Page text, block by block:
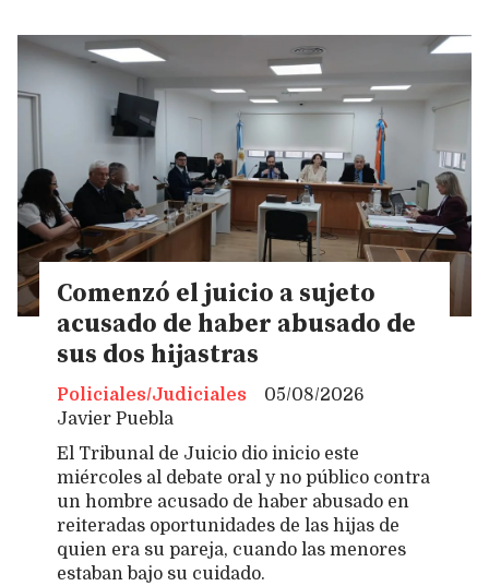
Comenzó el juicio a sujeto
acusado de haber abusado de
sus dos hijastras
Javier Puebla
Policiales/Judiciales 05/08/2026
El Tribunal de Juicio dio inicio este
miércoles al debate oral y no público contra
un hombre acusado de haber abusado en
reiteradas oportunidades de las hijas de
quien era su pareja, cuando las menores
estaban bajo su cuidado.